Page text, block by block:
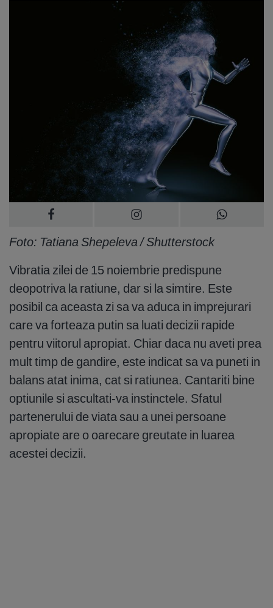
Foto: Tatiana Shepeleva / Shutterstock
Vibratia zilei de 15 noiembrie predispune
deopotriva la ratiune, dar si la simtire. Este
posibil ca aceasta zi sa va aduca in imprejurari
care va forteaza putin sa luati decizii rapide
pentru viitorul apropiat. Chiar daca nu aveti prea
mult timp de gandire, este indicat sa va puneti in
balans atat inima, cat si ratiunea. Cantariti bine
optiunile si ascultati-va instinctele. Sfatul
partenerului de viata sau a unei persoane
apropiate are o oarecare greutate in luarea
acestei decizii.